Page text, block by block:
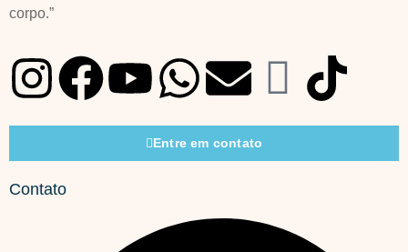
corpo.”
Entre em contato
Contato